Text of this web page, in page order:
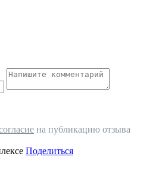
на публикацию отзыва
Поделиться